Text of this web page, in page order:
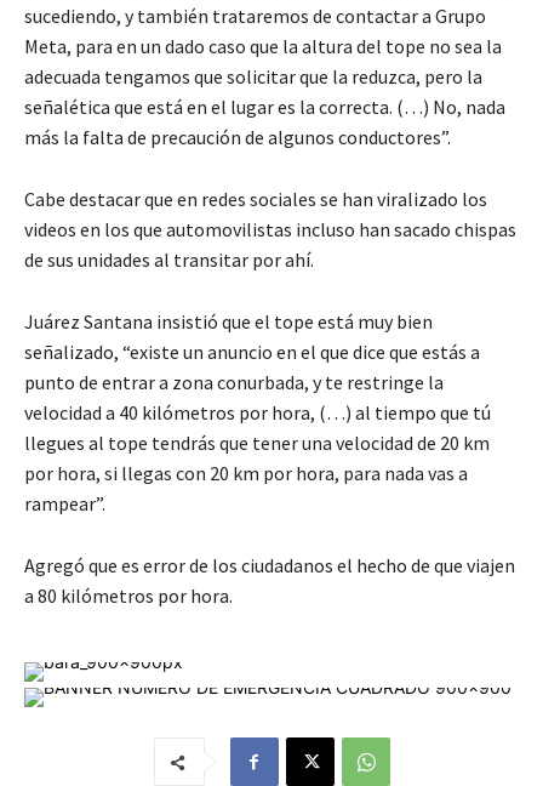
sucediendo, y también trataremos de contactar a Grupo
Meta, para en un dado caso que la altura del tope no sea la
adecuada tengamos que solicitar que la reduzca, pero la
señalética que está en el lugar es la correcta. (…) No, nada
más la falta de precaución de algunos conductores”.
Cabe destacar que en redes sociales se han viralizado los
videos en los que automovilistas incluso han sacado chispas
de sus unidades al transitar por ahí.
Juárez Santana insistió que el tope está muy bien
señalizado, “existe un anuncio en el que dice que estás a
punto de entrar a zona conurbada, y te restringe la
velocidad a 40 kilómetros por hora, (…) al tiempo que tú
llegues al tope tendrás que tener una velocidad de 20 km
por hora, si llegas con 20 km por hora, para nada vas a
rampear”.
Agregó que es error de los ciudadanos el hecho de que viajen
a 80 kilómetros por hora.